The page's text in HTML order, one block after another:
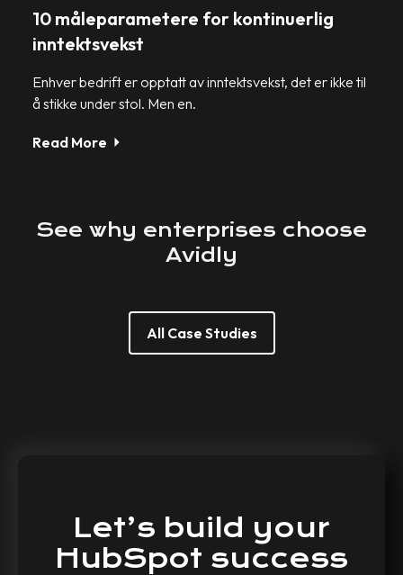
10 måleparametere for kontinuerlig
inntektsvekst
Enhver bedrift er opptatt av inntektsvekst, det er ikke til
å stikke under stol. Men en.
Read More
See why enterprises choose
Avidly
All Case Studies
Let’s build your
HubSpot success